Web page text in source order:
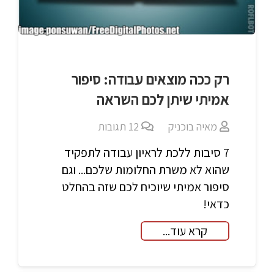
רק ככה מוצאים עבודה: סיפור
אמיתי שיתן לכם השראה
מאיה בוכניק 12 תגובות
7 סיבות ללכת לראיון עבודה לתפקיד
שהוא לא משרת החלומות שלכם... וגם
סיפור אמיתי שיוכיח לכם שזה בהחלט
כדאי!
קרא עוד...